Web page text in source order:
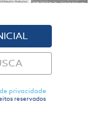
privacidade
reservados